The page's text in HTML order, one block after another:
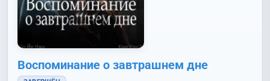
Воспоминание о завтрашнем дне